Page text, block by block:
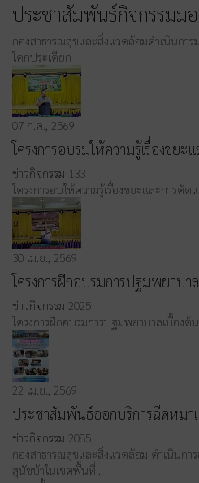
ประชาสัมพันธ์กิจกรรมม
กองสาธารณสุขและสิ่งแวดล้อมดำเนินกา
โคกประเดียก
07 ก.ค., 2569
โครงการอบรมให้ความรู้เรื่องขยะ
ข่าวกิจกรรม 133
โครงการอบให้ความรู้เรื่องขยะและการคั
30 เม.ย., 2569
โครงการฝึกอบรมการปฐมพยาบา
ข่าวกิจกรรม 2025
โครงการฝึกอบรมการปฐมพยาบาลเบื้องต้น
22 เม.ย., 2569
ประชาสัมพันธ์ออกบริการฉีดหมา
ข่าวกิจกรรม 2085
กองสาธารณสุขและสิ่งแวดล้อม ดำเนินก
สุนัขบ้าในเขตพื้นที่…